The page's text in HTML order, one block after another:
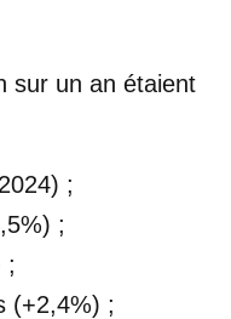
sur un an étaient
;
;
;
(+2,4%) ;